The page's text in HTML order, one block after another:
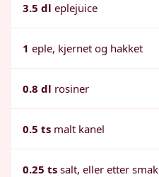
3.5 dl eplejuice
1 eple, kjernet og hakket
0.8 dl rosiner
0.5 ts malt kanel
0.25 ts salt, eller etter smak